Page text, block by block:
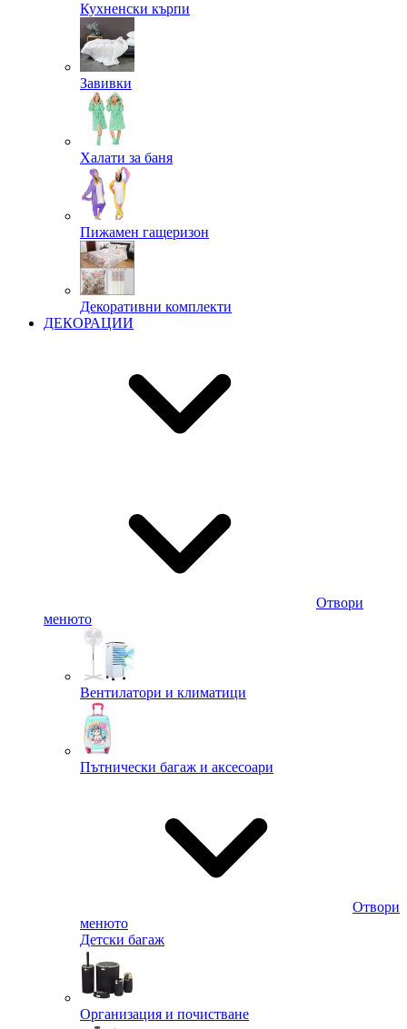
Кухненски кърпи
Завивки
Халати за баня
Пижамен гащеризон
Декоративни комплекти
ДЕКОРАЦИИ
Отвори
менюто
Вентилатори и климатици
Пътнически багаж и аксесоари
Отвори
менюто
Детски багаж
Организация и почистване